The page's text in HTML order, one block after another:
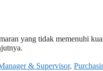
yang tidak memenuhi
& Supervisor,